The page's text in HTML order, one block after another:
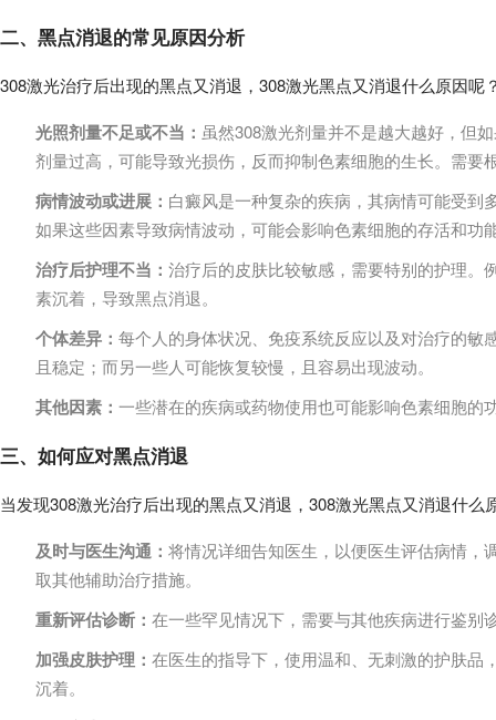
二、黑点消退的常见原因分析
308激光治疗后出现的黑点又消退，308激光黑点又消退什么原因呢
光照剂量不足或不当： 虽然308激光剂量并不是越大越好，但
剂量过高，可能导致光损伤，反而抑制色素细胞的生长。需
病情波动或进展： 白癜风是一种复杂的疾病，其病情可能受到
如果这些因素导致病情波动，可能会影响色素细胞的存活和功
治疗后护理不当： 治疗后的皮肤比较敏感，需要特别的护理。
素沉着，导致黑点消退。
个体差异： 每个人的身体状况、免疫系统反应以及对治疗的敏
且稳定；而另一些人可能恢复较慢，且容易出现波动。
其他因素： 一些潜在的疾病或药物使用也可能影响色素细胞的
三、如何应对黑点消退
当发现308激光治疗后出现的黑点又消退，308激光黑点又消退什
及时与医生沟通： 将情况详细告知医生，以便医生评估病情，
取其他辅助治疗措施。
重新评估诊断： 在一些罕见情况下，需要与其他疾病进行鉴别
加强皮肤护理： 在医生的指导下，使用温和、无刺激的护肤品
沉着。